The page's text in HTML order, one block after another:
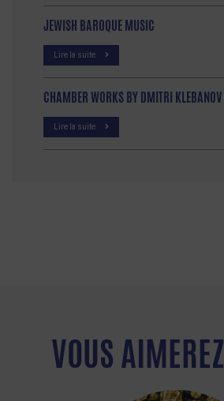
JEWISH BAROQUE MUSIC
Lire la suite
CHAMBER WORKS BY DMITRI
Lire la suite
VOUS